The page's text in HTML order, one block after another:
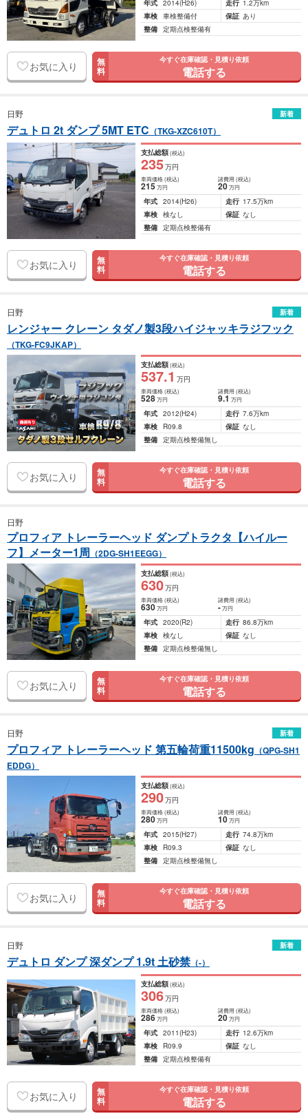
年式 2014(H26) 走行 1.2万km
車検 車検整備付 保証 あり
整備 定期点検整備有
お気に入り 無
料
今すぐ在庫確認・見積り依頼
電話する
日野 新着
デュトロ 2t ダンプ 5MT ETC （TKG-XZC610T）
支払総額(税込)
235万円
車両価格(税込)
215万円
諸費用 (税込)
20 万円
年式 2014(H26) 走行 17.5万km
車検 検なし 保証 なし
整備 定期点検整備有
お気に入り 無
料
今すぐ在庫確認・見積り依頼
電話する
日野 新着
レンジャー クレーン タダノ製3段ハイジャッキラジフック
（TKG-FC9JKAP）
支払総額(税込)
537.1 万円
車両価格(税込)
528万円
諸費用 (税込)
9.1 万円
年式 2012(H24) 走行 7.6万km
車検
R09.8 保証 なし
整備 定期点検整備無し
お気に入り 無
料
今すぐ在庫確認・見積り依頼
電話する
日野
プロフィア トレーラーヘッド ダンプトラクタ【ハイルー
フ】メーター1周 （2DG-SH1EEGG）
支払総額(税込)
630万円
車両価格(税込)
630万円
諸費用 (税込)
- 万円
年式 2020(R2) 走行 86.8万km
車検 検なし 保証 なし
整備 定期点検整備無し
お気に入り 無
料
今すぐ在庫確認・見積り依頼
電話する
日野 新着
プロフィア トレーラーヘッド 第五輪荷重11500kg （QPG-SH1
EDDG）
支払総額(税込)
290万円
車両価格(税込)
280万円
諸費用 (税込)
10 万円
年式 2015(H27) 走行 74.8万km
車検
R09.3 保証 なし
整備 定期点検整備無し
お気に入り 無
料
今すぐ在庫確認・見積り依頼
電話する
日野 新着
デュトロ ダンプ 深ダンプ 1.9t 土砂禁（-）
支払総額(税込)
306万円
車両価格(税込)
286万円
諸費用 (税込)
20 万円
年式 2011(H23) 走行 12.6万km
車検
R09.9 保証 なし
整備 定期点検整備有
お気に入り 無
料
今すぐ在庫確認・見積り依頼
電話する